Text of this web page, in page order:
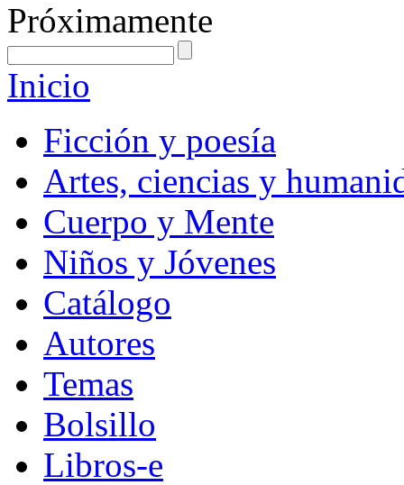
Próximamente
Inicio
Ficción y poesía
Artes, ciencias y
Cuerpo y Mente
Niños y Jóvenes
Catálogo
Autores
Temas
Bolsillo
Libros-e